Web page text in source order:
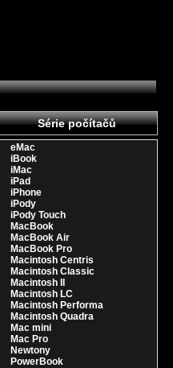
Série počítačů
eMac
iBook
iMac
iPad
iPhone
iPody
iPody Touch
MacBook
MacBook Air
MacBook Pro
Macintosh Centris
Macintosh Classic
Macintosh II
Macintosh LC
Macintosh Performa
Macintosh Quadra
Mac mini
Mac Pro
Newtony
PowerBook